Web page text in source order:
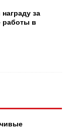
за
работы в